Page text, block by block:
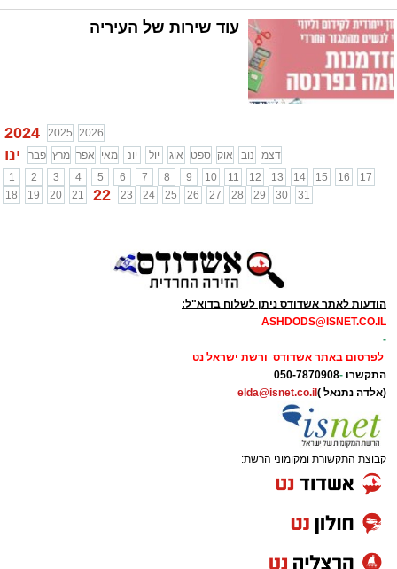
עוד שירות של העיריה
2024 2025 2026
ינו פבר מרץ אפר מאי יונ יול אוג ספט אוק נוב
דצמ
1
2 3 4 5 6 7 8 9 10 11 12 13 14 15 16
17
18
19 20 21 22 23 24 25 26 27 28 29 30 31
הודעות לאתר אשדודס ניתן לשלוח בדוא"ל:
ASHDODS@ISNET.CO.IL
-
לפרסום באתר אשדודס ורשת ישראל נט
התקשרו -
050-7870908
(אלדה נתנאל ) elda@isnet.co.il
קבוצת התקשורת ומקומוני הרשת: